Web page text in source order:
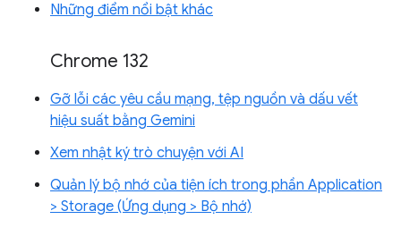
Những điểm nổi bật khác
Chrome 132
Gỡ lỗi các yêu cầu mạng, tệp nguồn và dấu vết
hiệu suất bằng Gemini
Xem nhật ký trò chuyện với AI
Quản lý bộ nhớ của tiện ích trong phần Application
> Storage (Ứng dụng > Bộ nhớ)